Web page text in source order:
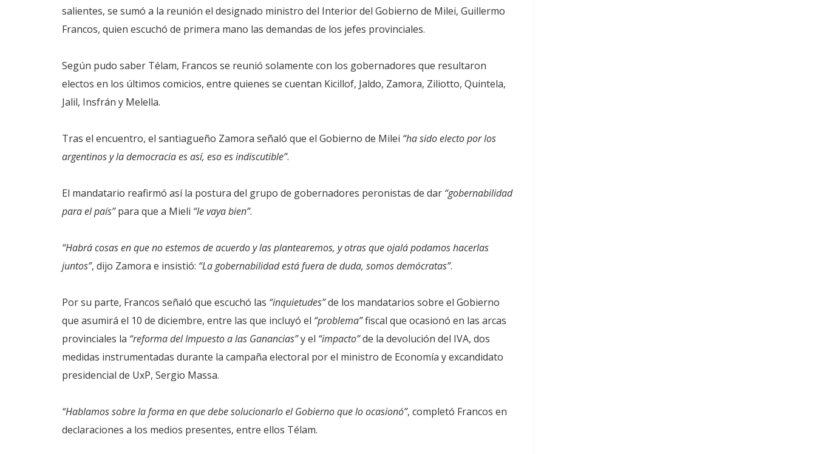
salientes, se sumó a la reunión el designado ministro del Interior del Gobierno de Milei, Guillermo
Francos, quien escuchó de primera mano las demandas de los jefes provinciales.
Según pudo saber Télam, Francos se reunió solamente con los gobernadores que resultaron
electos en los últimos comicios, entre quienes se cuentan Kicillof, Jaldo, Zamora, Ziliotto, Quintela,
Jalil, Insfrán y Melella.
Tras el encuentro, el santiagueño Zamora señaló que el Gobierno de Milei “ha sido electo por los
argentinos y la democracia es así, eso es indiscutible”.
El mandatario reafirmó así la postura del grupo de gobernadores peronistas de dar “gobernabilidad
para el país”para que a Mieli “le vaya bien”.
“Habrá cosas en que no estemos de acuerdo y las plantearemos, y otras que ojalá podamos hacerlas
juntos”, dijo Zamora e insistió: “La gobernabilidad está fuera de duda, somos demócratas”.
Por su parte, Francos señaló que escuchó las “inquietudes”de los mandatarios sobre el Gobierno
que asumirá el 10 de diciembre, entre las que incluyó el “problema”fiscal que ocasionó en las arcas
provinciales la “reforma del Impuesto a las Ganancias”y el “impacto”de la devolución del IVA, dos
medidas instrumentadas durante la campaña electoral por el ministro de Economía y excandidato
presidencial de UxP, Sergio Massa.
“Hablamos sobre la forma en que debe solucionarlo el Gobierno que lo ocasionó”, completó Francos en
declaraciones a los medios presentes, entre ellos Télam.